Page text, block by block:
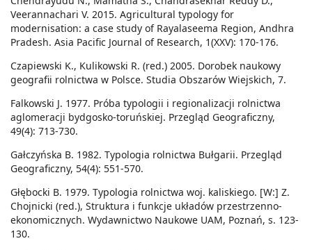
Veerannachari V. 2015. Agricultural typology for
modernisation: a case study of Rayalaseema Region, Andhra
Pradesh. Asia Pacific Journal of Research, 1(XXV): 170-176.
Czapiewski K., Kulikowski R. (red.) 2005. Dorobek naukowy
geografii rolnictwa w Polsce. Studia Obszarów Wiejskich, 7.
Falkowski J. 1977. Próba typologii i regionalizacji rolnictwa
aglomeracji bydgosko-toruńskiej. Przegląd Geograficzny,
49(4): 713-730.
Gałczyńska B. 1982. Typologia rolnictwa Bułgarii. Przegląd
Geograficzny, 54(4): 551-570.
Głębocki B. 1979. Typologia rolnictwa woj. kaliskiego. [W:] Z.
Chojnicki (red.), Struktura i funkcje układów przestrzenno-
ekonomicznych. Wydawnictwo Naukowe UAM, Poznań, s. 123-
130.